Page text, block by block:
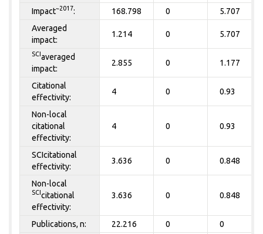
Impact~2017: 168.798 0
5.707
Averaged
impact:
1.214 0 5.707
SCI averaged
impact:
2.855 0 1.177
Citational
effectivity:
4 0 0.93
Non-local
citational
effectivity:
4 0 0.93
SCIcitational
effectivity:
3.636 0 0.848
Non-local
SCI citational
effectivity:
3.636 0 0.848
Publications, n: 22.216 0 0